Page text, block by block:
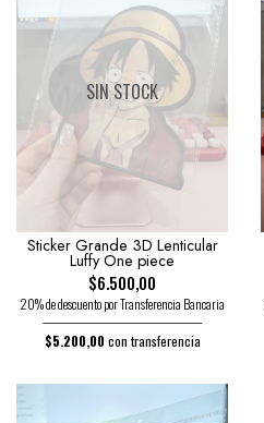
SIN STOCK
Sticker Grande 3D Lenticular
Luffy One piece
$6.500,00
20% de descuento por Transferencia Bancaria
$5.200,00 con transferencia